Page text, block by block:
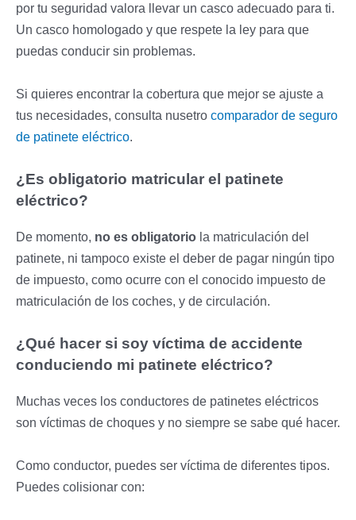
por tu seguridad valora llevar un casco adecuado para ti.
Un casco homologado y que respete la ley para que
puedas conducir sin problemas.
Si quieres encontrar la cobertura que mejor se ajuste a
tus necesidades, consulta nusetro comparador de seguro
de patinete eléctrico
¿Es obligatorio matricular el patinete
eléctrico?
De momento, no es obligatorio la matriculación del
patinete, ni tampoco existe el deber de pagar ningún tipo
de impuesto, como ocurre con el conocido impuesto de
matriculación de los coches, y de circulación.
¿Qué hacer si soy víctima de accidente
conduciendo mi patinete eléctrico?
Muchas veces los conductores de patinetes eléctricos
son víctimas de choques y no siempre se sabe qué hacer.
Como conductor, puedes ser víctima de diferentes tipos.
Puedes colisionar con: